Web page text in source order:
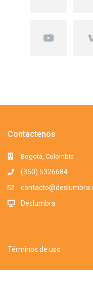
Contactenos
Bogotá, Colombia
(350) 5326684
Deslumbra
Términos de uso
Todos los derechos